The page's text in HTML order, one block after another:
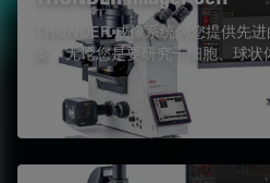
THUNDER 成像系统为您提供先
案，无论您是要研究干细胞、球状